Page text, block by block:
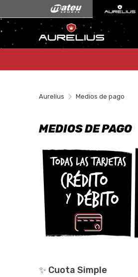
Aurelius Medios de pago
MEDIOS DE PAGO
✨ Cuota Simple